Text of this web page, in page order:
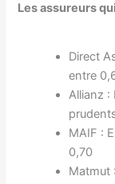
Les assureurs
Direct
entre
Allianz :
MAIF :
0,70
Matmut